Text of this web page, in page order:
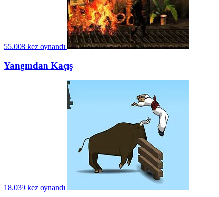
55.008 kez oynandı
Yangından Kaçış
18.039 kez oynandı